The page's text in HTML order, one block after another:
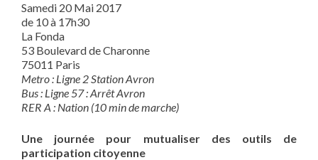
Samedi 20 Mai 2017
de 10 à 17h30
La Fonda
53 Boulevard de Charonne
75011 Paris
Metro : Ligne 2 Station Avron
Bus : Ligne 57 : Arrêt Avron
RER A : Nation (10 min de marche)
Une journée pour mutualiser des outils de
participation citoyenne